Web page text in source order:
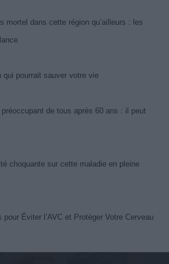
mortel dans cette région qu’ailleurs : les
pourrait sauver votre vie
de tous après 60 ans : il peut
choquante sur cette maladie en pleine
Éviter l’AVC et Protéger Votre Cerveau